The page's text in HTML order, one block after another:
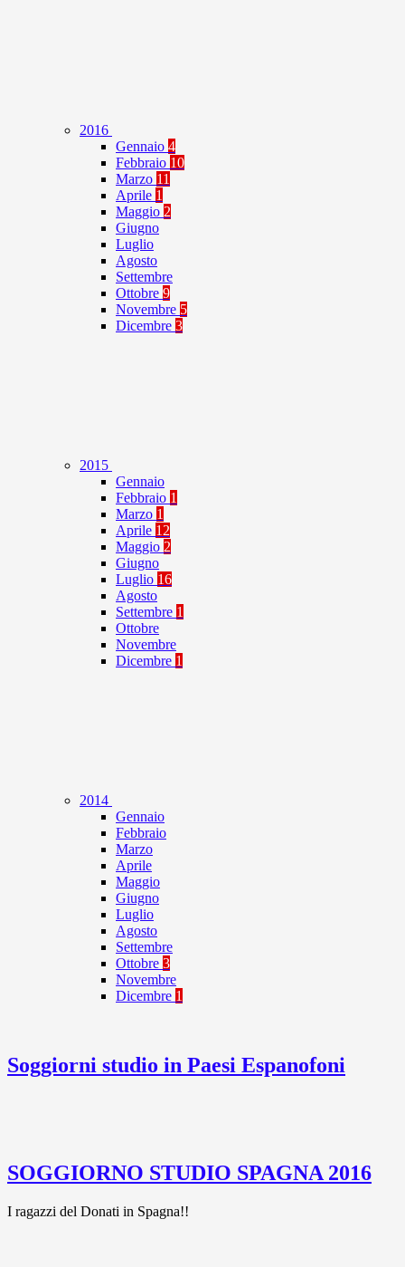
2016
Gennaio 4
Febbraio 10
Marzo 11
Aprile 1
Maggio 2
Giugno
Luglio
Agosto
Settembre
Ottobre 9
Novembre 5
Dicembre 3
2015
Gennaio
Febbraio 1
Marzo 1
Aprile 12
Maggio 2
Giugno
Luglio 16
Agosto
Settembre 1
Ottobre
Novembre
Dicembre 1
2014
Gennaio
Febbraio
Marzo
Aprile
Maggio
Giugno
Luglio
Agosto
Settembre
Ottobre 3
Novembre
Dicembre 1
Soggiorni studio in Paesi Espanofoni
SOGGIORNO STUDIO SPAGNA 2016
I ragazzi del Donati in Spagna!!